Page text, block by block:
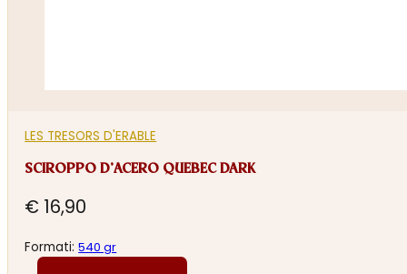
LES TRESORS D'ERABLE
SCIROPPO D’ACERO QUEBEC DARK
€ 16,90
Formati:540 gr